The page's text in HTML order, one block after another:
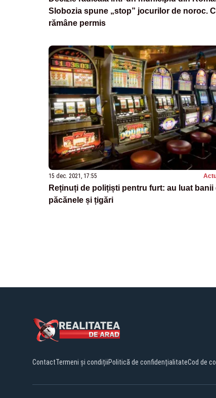
Slobozia spune „stop” jocurilor de noroc.
rămâne permis
15 dec. 2021, 17:55
Reținuți de polițiști pentru furt: au luat banii
păcănele și țigări
ContactTermeni și condițiiPolitică de confidențialitateCod de